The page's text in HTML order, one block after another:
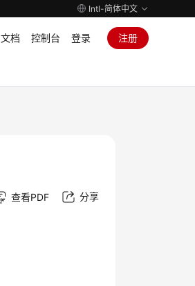
Intl-简体中文
文档 控制台 登录 注册
查看PDF 分享